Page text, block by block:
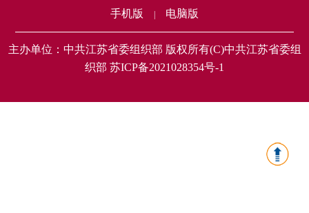
手机版 电脑版
主办单位：中共江苏省委组织部 版权所有(C)中共江苏省委组
织部 苏ICP备2021028354号-1